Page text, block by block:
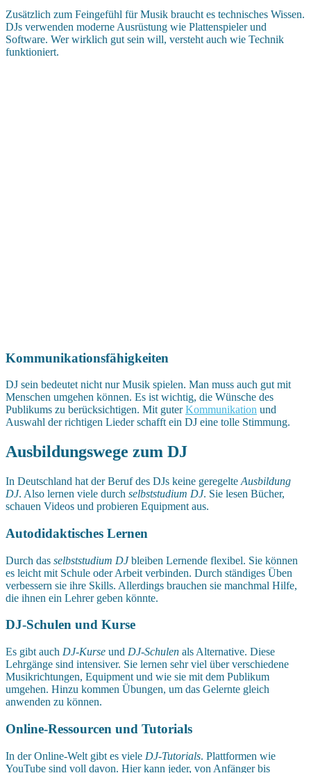
Zusätzlich zum Feingefühl für Musik braucht es technisches Wissen.
DJs verwenden moderne Ausrüstung wie Plattenspieler und
Software. Wer wirklich gut sein will, versteht auch wie Technik
funktioniert.
Kommunikationsfähigkeiten
DJ sein bedeutet nicht nur Musik spielen. Man muss auch gut mit
Menschen umgehen können. Es ist wichtig, die Wünsche des
Publikums zu berücksichtigen. Mit guterKommunikation und
Auswahl der richtigen Lieder schafft ein DJ eine tolle Stimmung.
Ausbildungswege zum DJ
In Deutschland hat der Beruf des DJs keine geregelte Ausbildung
DJ. Also lernen viele durch selbststudium DJ. Sie lesen Bücher,
schauen Videos und probieren Equipment aus.
Autodidaktisches Lernen
Durch das selbststudium DJbleiben Lernende flexibel. Sie können
es leicht mit Schule oder Arbeit verbinden. Durch ständiges Üben
verbessern sie ihre Skills. Allerdings brauchen sie manchmal Hilfe,
die ihnen ein Lehrer geben könnte.
DJ-Schulen und Kurse
Es gibt auch DJ-Kurse und DJ-Schulen als Alternative. Diese
Lehrgänge sind intensiver. Sie lernen sehr viel über verschiedene
Musikrichtungen, Equipment und wie sie mit dem Publikum
umgehen. Hinzu kommen Übungen, um das Gelernte gleich
anwenden zu können.
Online-Ressourcen und Tutorials
In der Online-Welt gibt es viele DJ-Tutorials. Plattformen wie
YouTube sind voll davon. Hier kann jeder, von Anfänger bis